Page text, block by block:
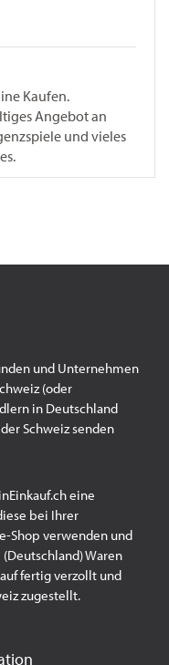
Kaufen.
Angebot an
und vieles
und Unternehmen
(oder
in Deutschland
Schweiz senden
eine
bei Ihrer
Shop verwenden und
Waren
fertig verzollt und
zugestellt.